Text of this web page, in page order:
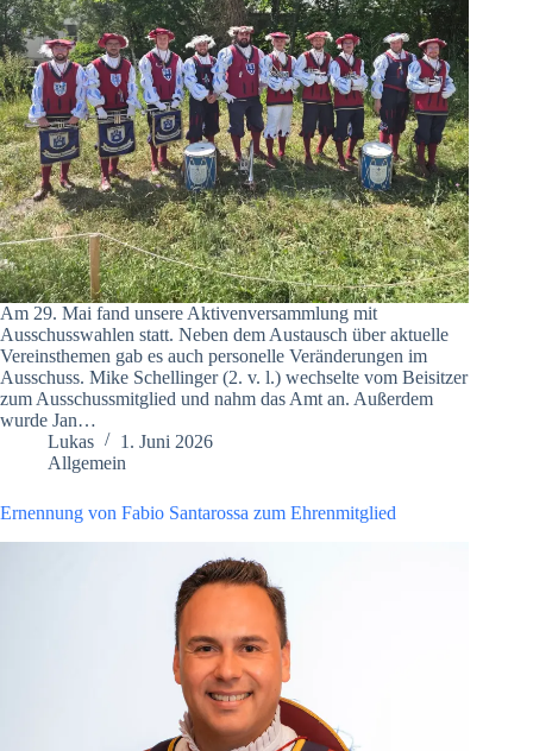
Am 29. Mai fand unsere Aktivenversammlung mit
Ausschusswahlen statt. Neben dem Austausch über aktuelle
Vereinsthemen gab es auch personelle Veränderungen im
Ausschuss. Mike Schellinger (2. v. l.) wechselte vom Beisitzer
zum Ausschussmitglied und nahm das Amt an. Außerdem
wurde Jan…
Lukas
1. Juni 2026
Allgemein
Ernennung von Fabio Santarossa zum Ehrenmitglied